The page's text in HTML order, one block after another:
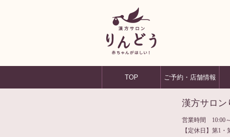
TOP ご予約・店舗情報
漢方サロン
営業時間 10:00
【定休日】第1・